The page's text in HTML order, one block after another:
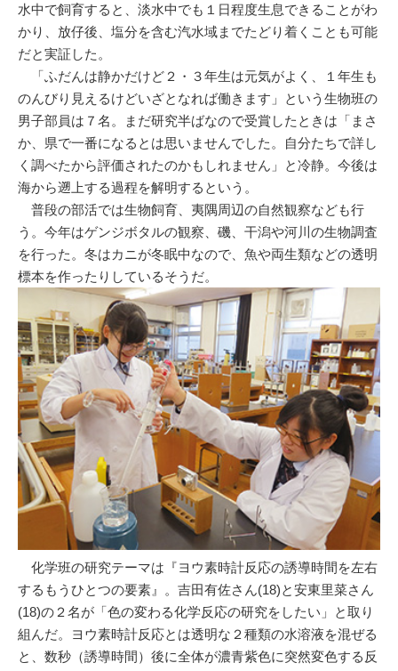
水中で飼育すると、淡水中でも１日程度生息できることがわ
かり、放仔後、塩分を含む汽水域までたどり着くことも可能
だと実証した。
「ふだんは静かだけど２・３年生は元気がよく、１年生も
のんびり見えるけどいざとなれば働きます」という生物班の
男子部員は７名。まだ研究半ばなので受賞したときは「まさ
か、県で一番になるとは思いませんでした。自分たちで詳し
く調べたから評価されたのかもしれません」と冷静。今後は
海から遡上する過程を解明するという。
普段の部活では生物飼育、夷隅周辺の自然観察なども行
う。今年はゲンジボタルの観察、磯、干潟や河川の生物調査
を行った。冬はカニが冬眠中なので、魚や両生類などの透明
標本を作ったりしているそうだ。
化学班の研究テーマは『ヨウ素時計反応の誘導時間を左右
するもうひとつの要素』。吉田有佐さん(18)と安東里菜さん
(18)の２名が「色の変わる化学反応の研究をしたい」と取り
組んだ。ヨウ素時計反応とは透明な２種類の水溶液を混ぜる
と、数秒（誘導時間）後に全体が濃青紫色に突然変色する反